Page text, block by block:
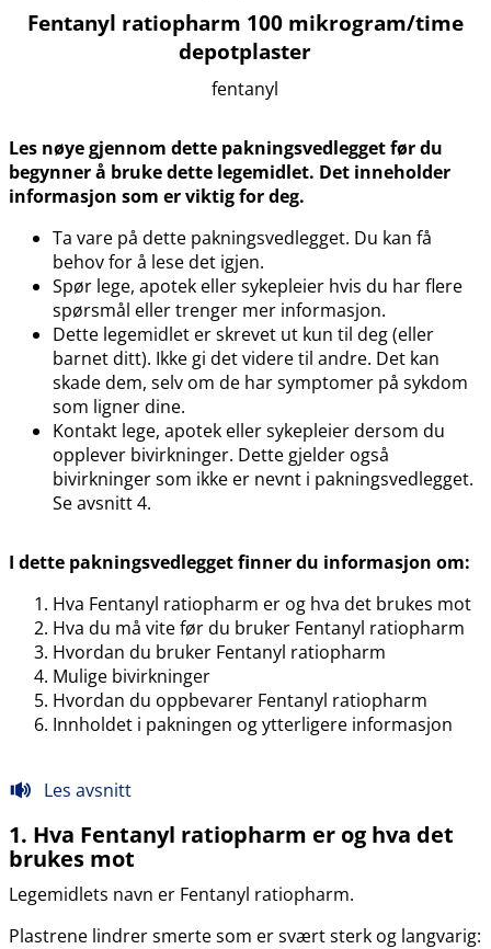
Fentanyl ratiopharm 100 mikrogram​/​time
depotplaster
fentanyl
Les nøye gjennom dette pakningsvedlegget før du
begynner å bruke dette legemidlet. Det inneholder
informasjon som er viktig for deg.
Ta vare på dette pakningsvedlegget. Du kan få
behov for å lese det igjen.
Spør lege, apotek eller sykepleier hvis du har flere
spørsmål eller trenger mer informasjon.
Dette legemidlet er skrevet ut kun til deg (eller
barnet ditt). Ikke gi det videre til andre. Det kan
skade dem, selv om de har symptomer på sykdom
som ligner dine.
Kontakt lege, apotek eller sykepleier dersom du
opplever bivirkninger. Dette gjelder også
bivirkninger som ikke er nevnt i pakningsvedlegget.
Se avsnitt 4.
I dette pakningsvedlegget finner du informasjon om:
Hva Fentanyl ratiopharm er og hva det brukes mot
Hva du må vite før du bruker Fentanyl ratiopharm
Hvordan du bruker Fentanyl ratiopharm
Mulige bivirkninger
Hvordan du oppbevarer Fentanyl ratiopharm
Innholdet i pakningen og ytterligere informasjon
Les avsnitt
1. Hva Fentanyl ratiopharm er og hva det
brukes mot
Legemidlets navn er Fentanyl ratiopharm.
Plastrene lindrer smerte som er svært sterk og langvarig: